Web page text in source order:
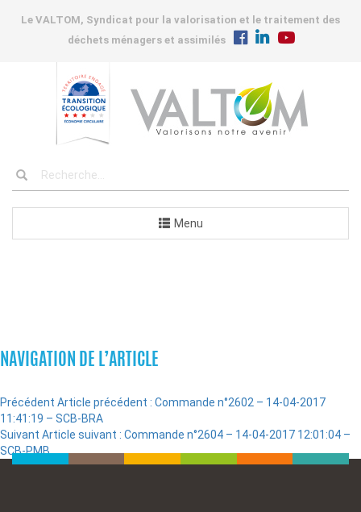
Le VALTOM, Syndicat pour la valorisation et le traitement des
déchets ménagers et assimilés
Menu
NAVIGATION DE L’ARTICLE
Précédent Article précédent : Commande n°2602 – 14-04-2017
11:41:19 – SCB-BRA
Suivant Article suivant : Commande n°2604 – 14-04-2017 12:01:04 –
SCB-PMB